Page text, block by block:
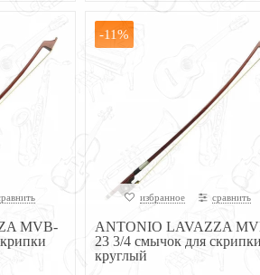
MVB-
-11%
избранное сравнить
ANTONIO LAVAZZA
23 3/4 смычок для
круглый